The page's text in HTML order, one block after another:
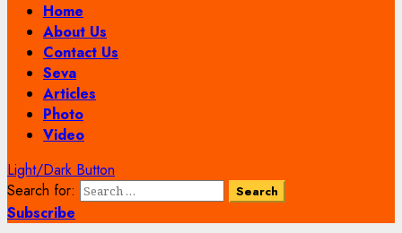
Home
About Us
Contact Us
Seva
Articles
Photo
Video
Light/Dark Button
Search for:
Subscribe